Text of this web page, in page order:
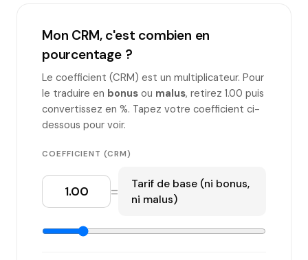
Mon CRM, c'est combien en
pourcentage ?
Le coefficient (CRM) est un multiplicateur. Pour
le traduire en bonus ou malus, retirez 1.00 puis
convertissez en %. Tapez votre coefficient ci-
dessous pour voir.
COEFFICIENT (CRM)
=
Tarif de base (ni bonus,
ni malus)